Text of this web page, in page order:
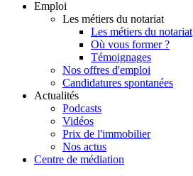
Emploi
Les métiers du notariat
Les métiers du notariat
Où vous former ?
Témoignages
Nos offres d'emploi
Candidatures spontanées
Actualités
Podcasts
Vidéos
Prix de l'immobilier
Nos actus
Centre de médiation